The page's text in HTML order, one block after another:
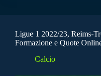
Ligue 1 2022/23, Reims-
Formazione e Quote
Calcio